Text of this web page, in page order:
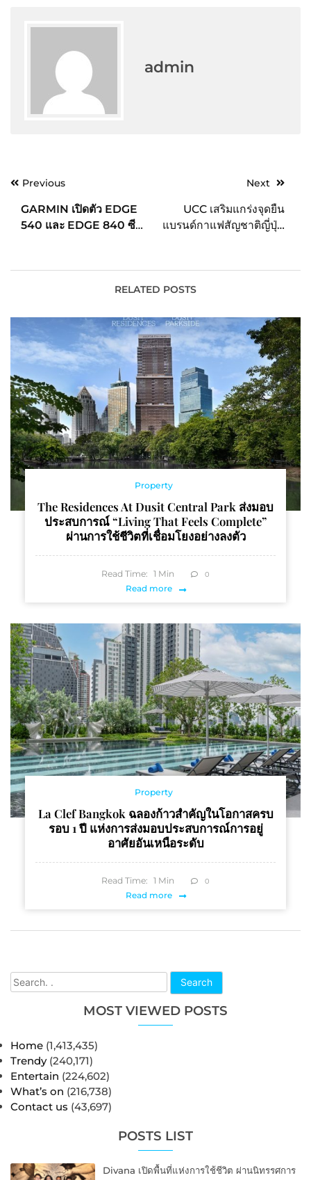
Search
MOST VIEWED POSTS
Home (1,413,435)
Trendy (240,171)
Entertain (224,602)
What’s on (216,738)
Contact us (43,697)
POSTS LIST
Divana เปิดพื้นที่แห่งการใช้ชีวิต ผ่านนิทรรศการ
admin
PostPrevious
GARMIN เปิดตัว EDGE
540 และ EDGE 840 ซีรีย์
ปั่นตัวจริง
Next
UCC เสริมแกร่งจุดยืน
แบรนด์กาแฟสัญชาติญี่ปุ่น
RELATED POSTS
Property
The Residences At Dusit Central Park ส่งมอบ
ประสบการณ์ “Living That Feels Complete”
ผ่านการใช้ชีวิตที่เชื่อมโยงอย่างลงตัว
Read Time: 1 Min 0
Read more
Property
La Clef Bangkok ฉลองก้าวสำคัญในโอกาสครบ
รอบ 1 ปี แห่งการส่งมอบประสบการณ์การอยู่
อาศัยอันเหนือระดับ
Read Time: 1 Min 0
Read more